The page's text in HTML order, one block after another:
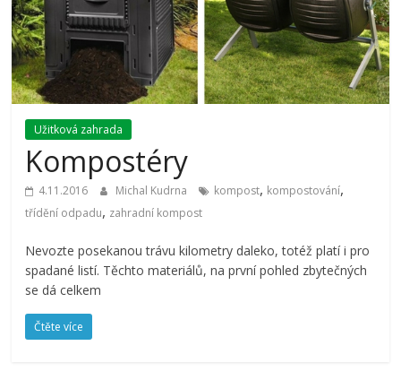
Užitková zahrada
Kompostéry
4.11.2016 Michal Kudrna kompost, kompostování,
třídění odpadu, zahradní kompost
Nevozte posekanou trávu kilometry daleko, totéž platí i pro
spadané listí. Těchto materiálů, na první pohled zbytečných
se dá celkem
Čtěte více